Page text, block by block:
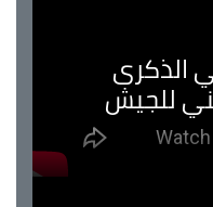
الذكرى
للجيش